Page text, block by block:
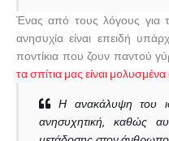
Ένας από τους λόγους για
ανησυχία είναι επειδή
ποντίκια που ζουν παντού
τα σπίτια μας είναι
Η ανακάλυψη του
ανησυχητική, καθώς